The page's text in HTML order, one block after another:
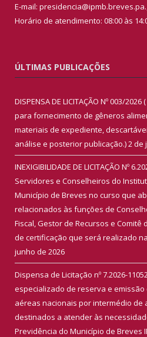
E-mail:
Horário de atendimento: 08:00 às
ÚLTIMAS PUBLICAÇÕES
DISPENSA DE LICITAÇÃO Nº 003/
para fornecimento de gêneros
materiais de expediente,
análise e posterior publicação.)2 de
INEXIGIBILIDADE DE LICITAÇÃO Nº
Servidores e Conselheiros do
Município de Breves no curso que
relacionados às funções de
Fiscal, Gestor de Recursos e
de certificação que será realizado
junho de 2026
Dispensa de Licitação nº 7.2026-
especializado de reserva e
aéreas nacionais por intermédio de
destinados a atender às
Previdência do Município de Breves